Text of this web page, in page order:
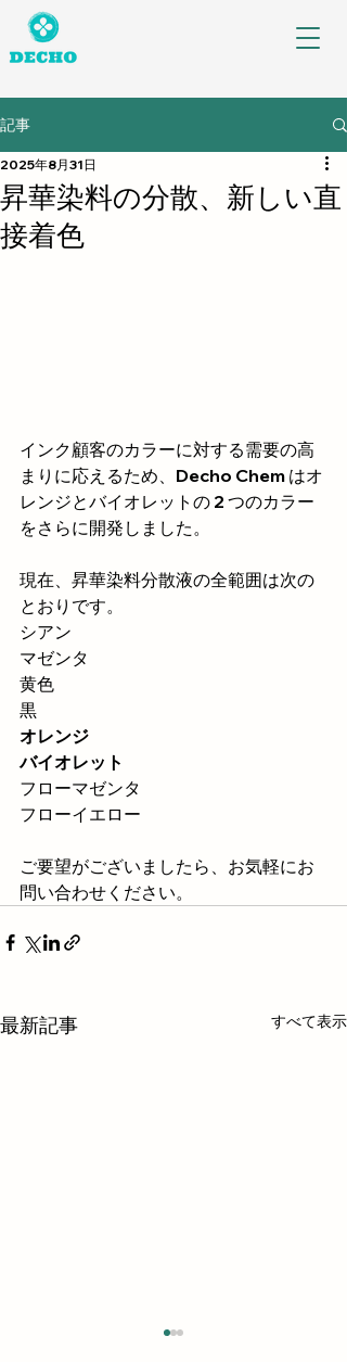
記事
昇華染料の分散、新しい直
接着色
2025年8月31日
インク顧客のカラーに対する需要の高
まりに応えるため、Decho Chem はオ
レンジとバイオレットの 2 つのカラー
をさらに開発しました。
現在、昇華染料分散液の全範囲は次の
とおりです。
シアン
マゼンタ
黄色
黒
オレンジ
バイオレット
フローマゼンタ
フローイエロー
ご要望がございましたら、お気軽にお
問い合わせください。
最新記事 すべて表示